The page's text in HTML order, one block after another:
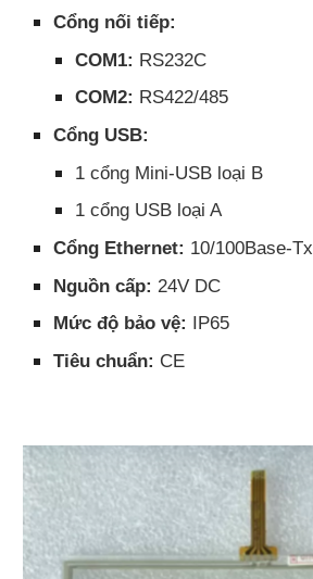
Cổng nối tiếp:
COM1: RS232C
COM2: RS422/485
Cổng USB:
1 cổng Mini-USB loại B
1 cổng USB loại A
Cổng Ethernet: 10/100Base-Tx
Nguồn cấp: 24V DC
Mức độ bảo vệ: IP65
Tiêu chuẩn: CE